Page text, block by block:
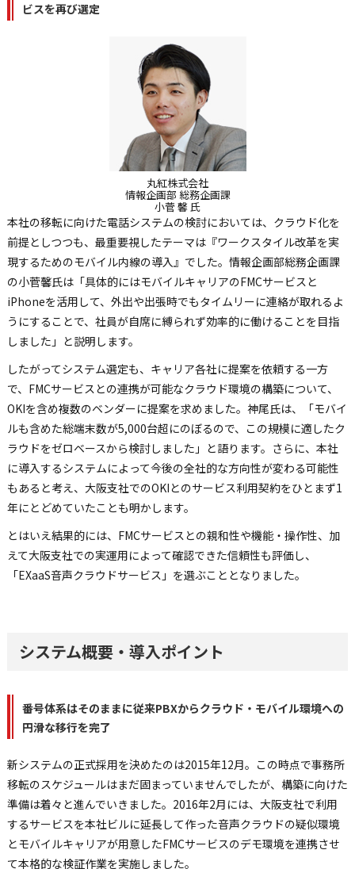
ビスを再び選定
丸紅株式会社
情報企画部 総務企画課
小菅 馨 氏
本社の移転に向けた電話システムの検討においては、クラウド化を
前提としつつも、最重要視したテーマは『ワークスタイル改革を実
現するためのモバイル内線の導入』でした。情報企画部総務企画課
の小菅馨氏は「具体的にはモバイルキャリアのFMCサービスと
iPhoneを活用して、外出や出張時でもタイムリーに連絡が取れるよ
うにすることで、社員が自席に縛られず効率的に働けることを目指
しました」と説明します。
したがってシステム選定も、キャリア各社に提案を依頼する一方
で、FMCサービスとの連携が可能なクラウド環境の構築について、
OKIを含め複数のベンダーに提案を求めました。神尾氏は、「モバイ
ルも含めた総端末数が5,000台超にのぼるので、この規模に適したク
ラウドをゼロベースから検討しました」と語ります。さらに、本社
に導入するシステムによって今後の全社的な方向性が変わる可能性
もあると考え、大阪支社でのOKIとのサービス利用契約をひとまず1
年にとどめていたことも明かします。
とはいえ結果的には、FMCサービスとの親和性や機能・操作性、加
えて大阪支社での実運用によって確認できた信頼性も評価し、
「EXaaS音声クラウドサービス」を選ぶこととなりました。
システム概要・導入ポイント
番号体系はそのままに従来PBXからクラウド・モバイル環境への
円滑な移行を完了
新システムの正式採用を決めたのは2015年12月。この時点で事務所
移転のスケジュールはまだ固まっていませんでしたが、構築に向けた
準備は着々と進んでいきました。2016年2月には、大阪支社で利用
するサービスを本社ビルに延長して作った音声クラウドの疑似環境
とモバイルキャリアが用意したFMCサービスのデモ環境を連携させ
て本格的な検証作業を実施しました。